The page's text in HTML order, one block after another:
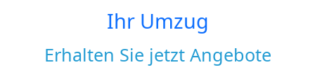
Ihr Umzug
Erhalten Sie jetzt Angebote